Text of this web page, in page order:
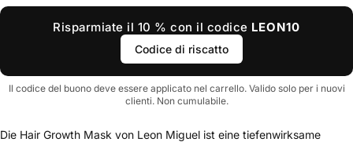
Risparmiate il 10 % con il codice LEON10
Codice di riscatto
Il codice del buono deve essere applicato nel carrello. Valido solo per i nuovi
clienti. Non cumulabile.
Die Hair Growth Mask von Leon Miguel ist eine tiefenwirksame